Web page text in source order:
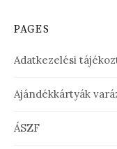
PAGES
Adatkezelési
Ajándékkártyák
ÁSZF